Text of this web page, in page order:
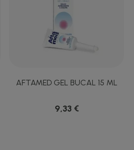
AFTAMED GEL BUCAL 15 ML
9,33 €